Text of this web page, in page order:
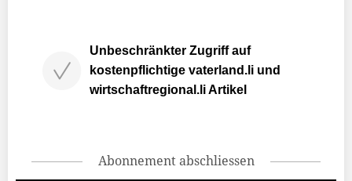
Unbeschränkter Zugriff auf
kostenpflichtige vaterland.li und
wirtschaftregional.li Artikel
Abonnement abschliessen